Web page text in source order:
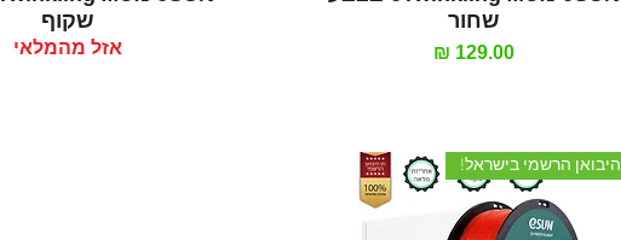
שחור
מחיר
שקוף
אזל מהמלאי
היבואן הרשמי בישראל!